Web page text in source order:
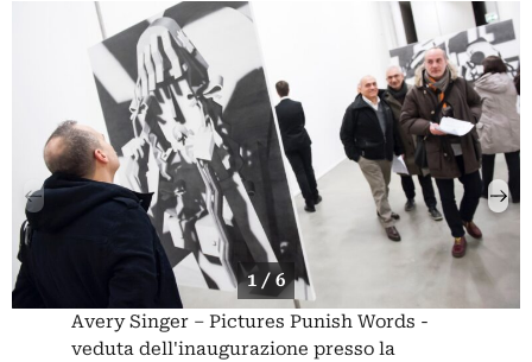
1 / 6
Avery Singer – Pictures Punish Words -
veduta dell'inaugurazione presso la